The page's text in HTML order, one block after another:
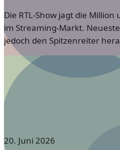
Die RTL-Show jagt die
im Streaming-Markt.
jedoch den Spitzenreiter
20. Juni 2026